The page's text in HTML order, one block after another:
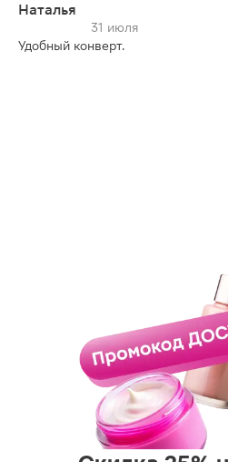
Наталья
31 июля
Удобный конверт.